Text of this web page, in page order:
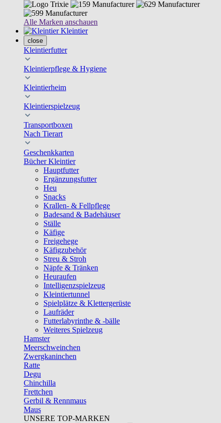
Alle Marken anschauen
Kleintier
close
Kleintierfutter
Kleintierpflege & Hygiene
Kleintierheim
Kleintierspielzeug
Transportboxen
Nach Tierart
Geschenkkarten
Bücher Kleintier
Hauptfutter
Ergänzungsfutter
Heu
Snacks
Krallen- & Fellpflege
Badesand & Badehäuser
Ställe
Käfige
Freigehege
Käfigzubehör
Streu & Stroh
Näpfe & Tränken
Heuraufen
Intelligenzspielzeug
Kleintiertunnel
Spielplätze & Klettergerüste
Laufräder
Futterlabyrinthe & -bälle
Weiteres Spielzeug
Hamster
Meerschweinchen
Zwergkaninchen
Ratte
Degu
Chinchilla
Frettchen
Gerbil & Rennmaus
Maus
UNSERE TOP-MARKEN